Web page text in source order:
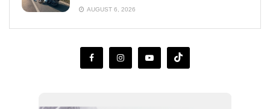
AUGUST 6, 2026